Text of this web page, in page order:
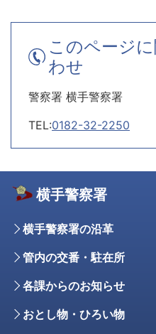
このページ
わせ
警察署 横手警察署
TEL:0182-32-2250
横手警察署
横手警察署の沿革
管内の交番・駐在所
各課からのお知らせ
おとし物・ひろい物